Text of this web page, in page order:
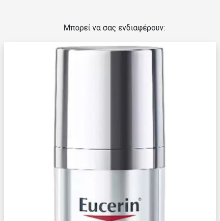
Μπορεί να σας ενδιαφέρουν: